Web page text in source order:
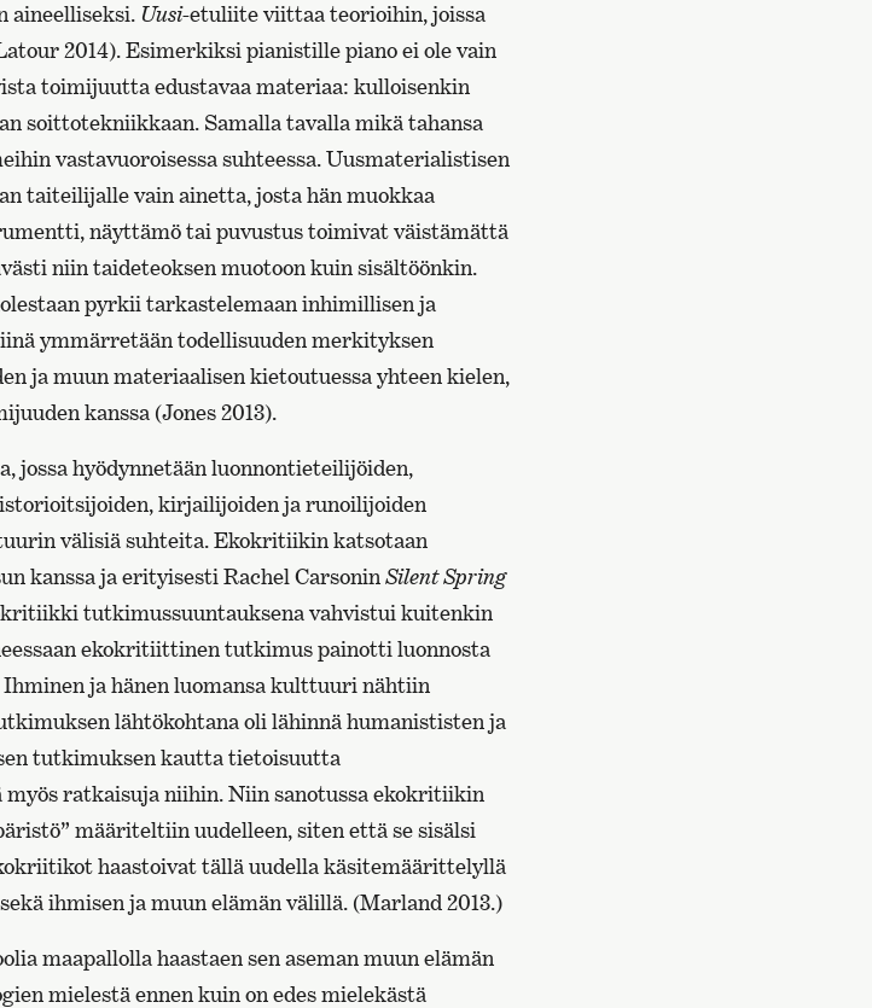
aineelliseksi. Uusi-etuliite viittaa teorioihin, joissa
2014). Esimerkiksi pianistille piano ei ole vain
toimijuutta edustavaa materiaa: kulloisenkin
soittotekniikkaan. Samalla tavalla mikä tahansa
vastavuoroisessa suhteessa. Uusmaterialistisen
taiteilijalle vain ainetta, josta hän muokkaa
näyttämö tai puvustus toimivat väistämättä
niin taideteoksen muotoon kuin sisältöönkin.
pyrkii tarkastelemaan inhimillisen ja
ymmärretään todellisuuden merkityksen
ja muun materiaalisen kietoutuessa yhteen kielen,
kanssa (Jones 2013).
jossa hyödynnetään luonnontieteilijöiden,
kirjailijoiden ja runoilijoiden
välisiä suhteita. Ekokritiikin katsotaan
kanssa ja erityisesti Rachel Carsonin Silent Spring
tutkimussuuntauksena vahvistui kuitenkin
ekokritiittinen tutkimus painotti luonnosta
ja hänen luomansa kulttuuri nähtiin
lähtökohtana oli lähinnä humanististen ja
tutkimuksen kautta tietoisuutta
ratkaisuja niihin. Niin sanotussa ekokritiikin
määriteltiin uudelleen, siten että se sisälsi
haastoivat tällä uudella käsitemäärittelyllä
ihmisen ja muun elämän välillä. (Marland 2013.)
maapallolla haastaen sen aseman muun elämän
mielestä ennen kuin on edes mielekästä